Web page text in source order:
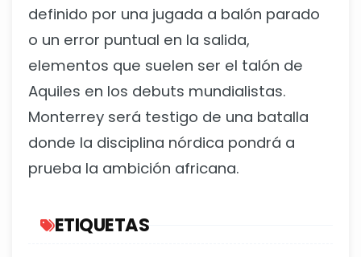
definido por una jugada a balón parado
o un error puntual en la salida,
elementos que suelen ser el talón de
Aquiles en los debuts mundialistas.
Monterrey será testigo de una batalla
donde la disciplina nórdica pondrá a
prueba la ambición africana.
ETIQUETAS